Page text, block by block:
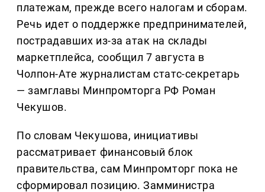
платежам, прежде всего налогам и сборам.
Речь идет о поддержке предпринимателей,
пострадавших из-за атак на склады
маркетплейса, сообщил 7 августа в
Чолпон-Ате журналистам статс-секретарь
— замглавы Минпромторга РФ Роман
Чекушов.
По словам Чекушова, инициативы
рассматривает финансовый блок
правительства, сам Минпромторг пока не
сформировал позицию. Замминистра